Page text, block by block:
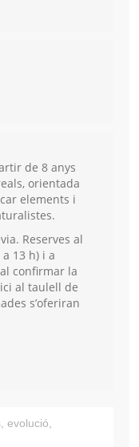
de 8 anys
orientada
elements i
Reserves al
13 h) i a
confirmar la
al taulell de
s’oferiran
, evolució,